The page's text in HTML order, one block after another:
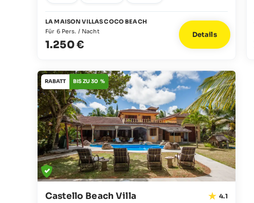
LA MAISON VILLAS COCO BEACH
Für 6 Pers. / Nacht
1.250 €
Details
RABATT BIS ZU 30 %
Castello Beach Villa 4.1